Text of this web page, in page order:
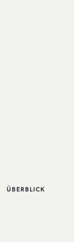
ÜBERBLICK